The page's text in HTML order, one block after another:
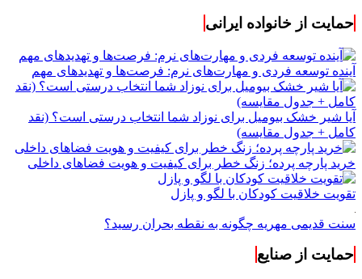
حمایت از خانواده ایرانی
آینده توسعه فردی و مهارت‌های نرم: فرصت‌ها و تهدیدهای مهم
آیا شیر خشک بیومیل برای نوزاد شما انتخاب درستی است؟ (نقد
کامل + جدول مقایسه)
خرید پارچه پرده؛ زنگ خطر برای کیفیت و هویت فضاهای داخلی
تقویت خلاقیت کودکان با لگو و پازل
سنت قدیمی مهریه چگونه به نقطه بحران رسید؟
حمایت از صنایع